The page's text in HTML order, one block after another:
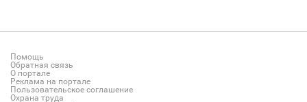
Помощь
Обратная связь
О портале
Реклама на портале
Пользовательское соглашение
Охрана труда